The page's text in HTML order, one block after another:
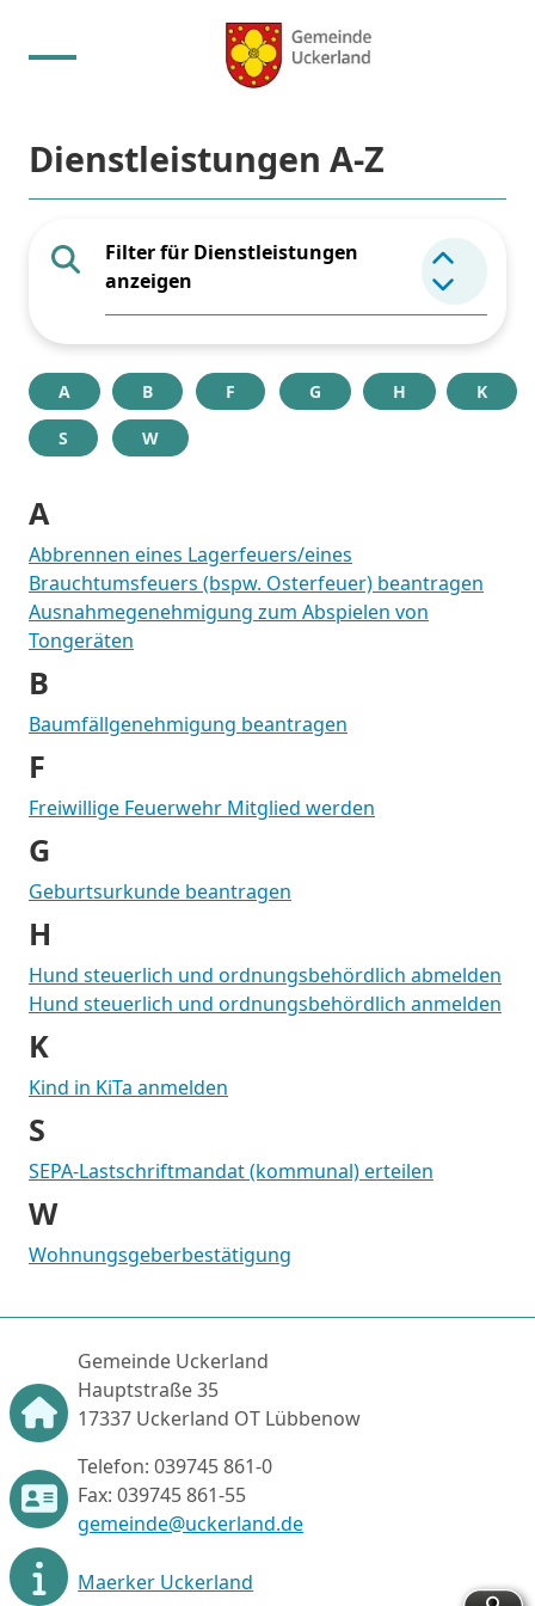
Dienstleistungen A-Z
Filter für Dienstleistungen
anzeigen
Element
A B F G H K
S W
A
Abbrennen eines Lagerfeuers/eines
Brauchtumsfeuers (bspw. Osterfeuer) beantragen
Ausnahmegenehmigung zum Abspielen von
Tongeräten
B
Baumfällgenehmigung beantragen
F
Freiwillige Feuerwehr Mitglied werden
G
Geburtsurkunde beantragen
H
Hund steuerlich und ordnungsbehördlich abmelden
Hund steuerlich und ordnungsbehördlich anmelden
K
Kind in KiTa anmelden
S
SEPA-Lastschriftmandat (kommunal) erteilen
W
Wohnungsgeberbestätigung
Gemeinde Uckerland
Hauptstraße 35
17337 Uckerland OT Lübbenow
Telefon: 039745 861-0
Fax: 039745 861-55
gemeinde@uckerland.de
Maerker Uckerland